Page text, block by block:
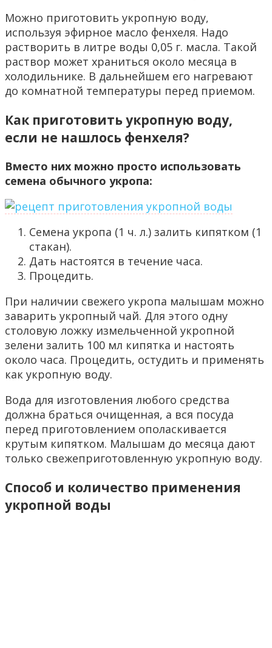
Можно приготовить укропную воду,
используя эфирное масло фенхеля. Надо
растворить в литре воды 0,05 г. масла. Такой
раствор может храниться около месяца в
холодильнике. В дальнейшем его нагревают
до комнатной температуры перед приемом.
Как приготовить укропную воду,
если не нашлось фенхеля?
Вместо них можно просто использовать
семена обычного укропа:
Семена укропа (1 ч. л.) залить кипятком (1
стакан).
Дать настоятся в течение часа.
Процедить.
При наличии свежего укропа малышам можно
заварить укропный чай. Для этого одну
столовую ложку измельченной укропной
зелени залить 100 мл кипятка и настоять
около часа. Процедить, остудить и применять
как укропную воду.
Вода для изготовления любого средства
должна браться очищенная, а вся посуда
перед приготовлением ополаскивается
крутым кипятком. Малышам до месяца дают
только свежеприготовленную укропную воду.
Способ и количество применения
укропной воды